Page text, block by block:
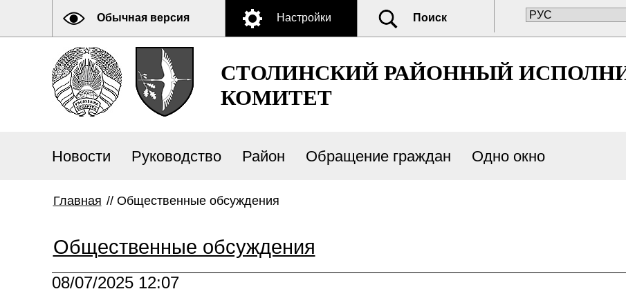
Обычная версия Настройки Поиск
СТОЛИНСКИЙ РАЙОННЫЙ
КОМИТЕТ
Новости Руководство Район Обращение граждан Одно окно
Главная // Общественные обсуждения
Общественные обсуждения
08/07/2025 12:07